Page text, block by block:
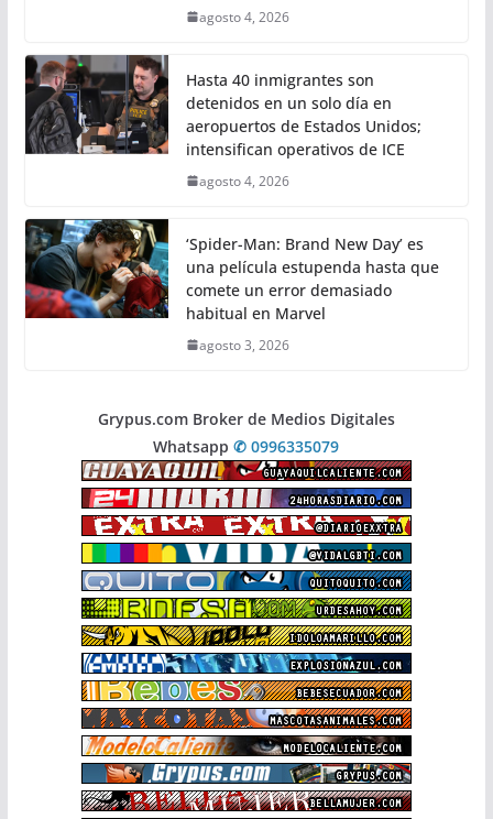
agosto 4, 2026
Hasta 40 inmigrantes son
detenidos en un solo día en
aeropuertos de Estados Unidos;
intensifican operativos de ICE
agosto 4, 2026
‘Spider-Man: Brand New Day’ es
una película estupenda hasta que
comete un error demasiado
habitual en Marvel
agosto 3, 2026
Grypus.com Broker de Medios Digitales
Whatsapp✆ 0996335079